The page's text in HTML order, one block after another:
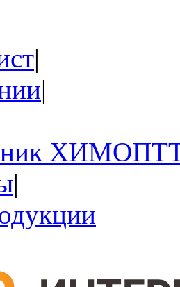
|
|
|